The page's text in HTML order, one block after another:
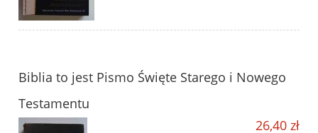
Biblia to jest Pismo Święte Starego i Nowego
Testamentu
26,40 zł